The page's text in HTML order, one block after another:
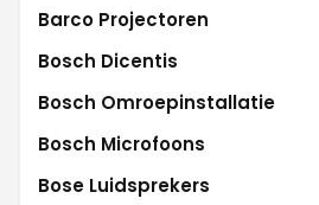
Barco Projectoren
Bosch Dicentis
Bosch Omroepinstallatie
Bosch Microfoons
Bose Luidsprekers